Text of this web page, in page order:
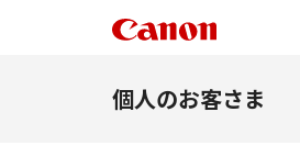
個人のお客さま